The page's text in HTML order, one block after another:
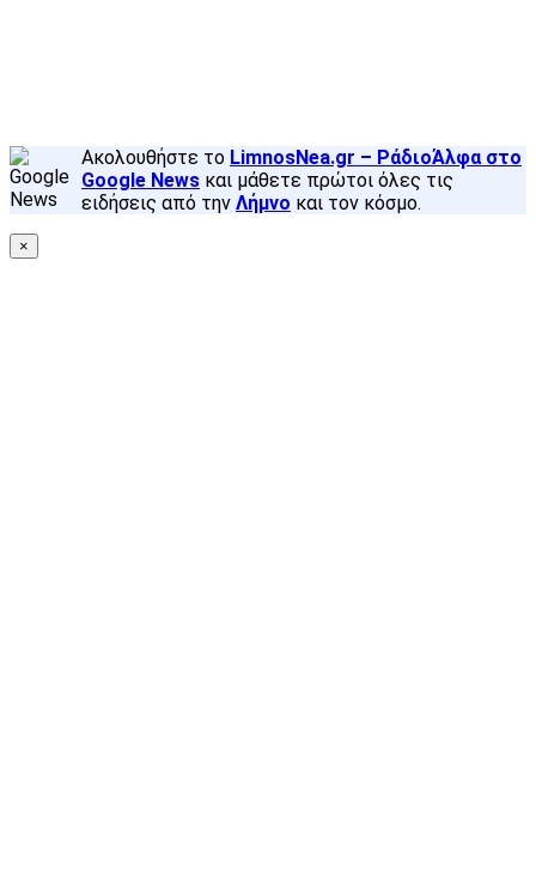
Ακολουθήστε το LimnosNea.gr – ΡάδιοΆλφα στο
Google News και μάθετε πρώτοι όλες τις
ειδήσεις από την Λήμνο και τον κόσμο.
×